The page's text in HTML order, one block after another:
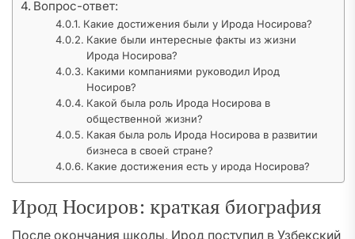
Вопрос-ответ:
Какие достижения были у Ирода Носирова?
Какие были интересные факты из жизни
Ирода Носирова?
Какими компаниями руководил Ирод
Носиров?
Какой была роль Ирода Носирова в
общественной жизни?
Какая была роль Ирода Носирова в развитии
бизнеса в своей стране?
Какие достижения есть у ирода Носирова?
Ирод Носиров: краткая биография
После окончания школы, Ирод поступил в Узбекский